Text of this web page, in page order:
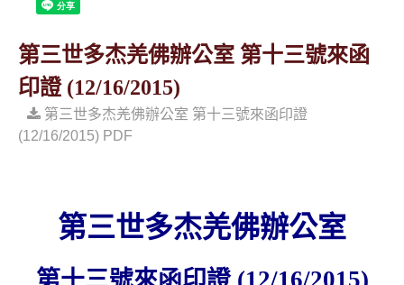
第三世多杰羌佛辦公室 第十三號來函
印證 (12/16/2015)
第三世多杰羌佛辦公室 第十三號來函印證
(12/16/2015) PDF
第三世多杰羌佛辦公室
第十三號來函印證(12/16/2015)